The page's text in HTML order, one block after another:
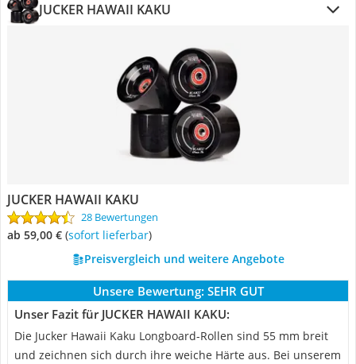
JUCKER HAWAII KAKU
JUCKER HAWAII KAKU
28 Bewertungen
ab 59,00 € ( Sofort lieferbar)
Preisvergleich und weitere Angebote
Unsere Bewertung: SEHR GUT
Unser Fazit für JUCKER HAWAII KAKU:
Die Jucker Hawaii Kaku Longboard-Rollen sind 55 mm breit
und zeichnen sich durch ihre weiche Härte aus. Bei unserem